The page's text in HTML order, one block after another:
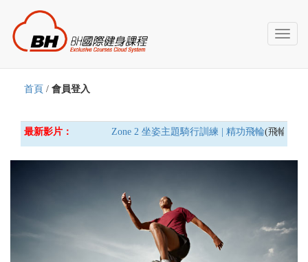
Toggle
首頁 / 會員登入
最新影片： Zone 2 坐姿主題騎行訓練 | 精功飛輪(飛輪車